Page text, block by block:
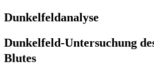
Dunkelfeldanalyse
Dunkelfeld-Untersuchung
Blutes